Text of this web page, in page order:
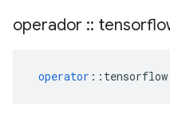
operador ::
operator :: tensorflow